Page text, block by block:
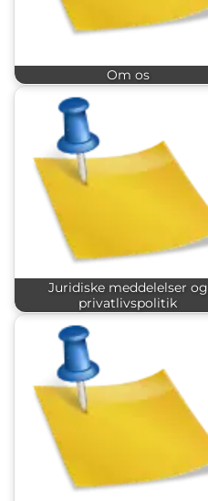
Om os
Juridiske meddelelser og
privatlivspolitik